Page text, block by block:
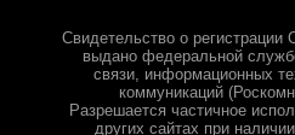
Свидетельство о
выдано федеральной
связи, информационных
коммуникаций
Разрешается частичное
других сайтах при